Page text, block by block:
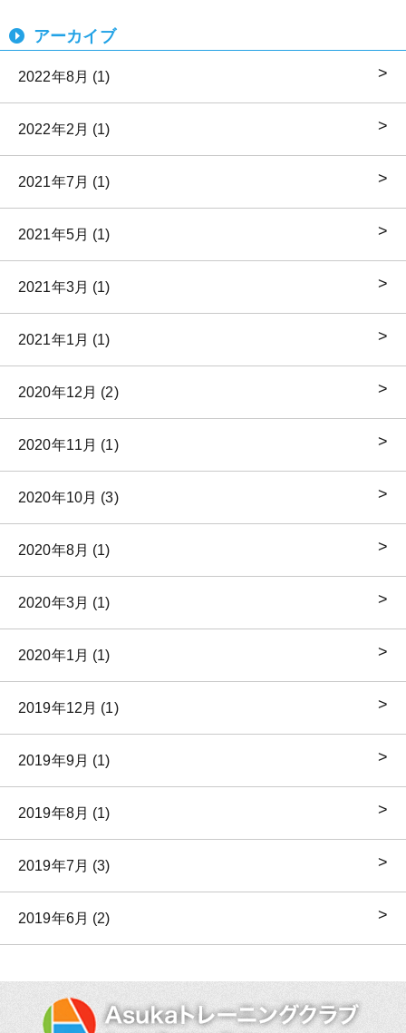
アーカイブ
2022年8月 (1)
2022年2月 (1)
2021年7月 (1)
2021年5月 (1)
2021年3月 (1)
2021年1月 (1)
2020年12月 (2)
2020年11月 (1)
2020年10月 (3)
2020年8月 (1)
2020年3月 (1)
2020年1月 (1)
2019年12月 (1)
2019年9月 (1)
2019年8月 (1)
2019年7月 (3)
2019年6月 (2)